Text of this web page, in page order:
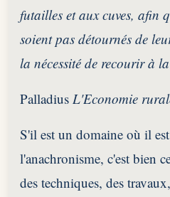
futailles et aux cuves, afin
soient pas détournés de
la nécessité de recourir à
Palladius L'Economie
S'il est un domaine où il
l'anachronisme, c'est bien
des techniques, des